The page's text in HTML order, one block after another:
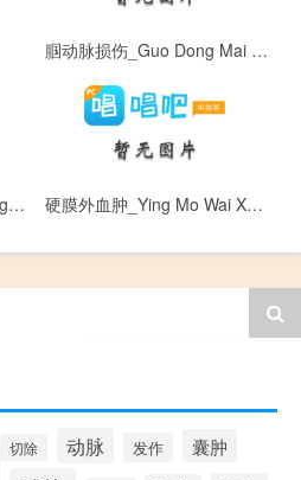
腘动脉损伤_Guo Dong Mai Sun Shang
外伤性脑脊液漏_Wai Shang Xing Nao Ji Ye Lou 硬膜外血肿_Ying Mo Wai Xue Zhong
切除 动脉 发作 囊肿